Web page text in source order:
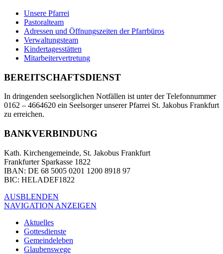
Unsere Pfarrei
Pastoralteam
Adressen und Öffnungszeiten der Pfarrbüros
Verwaltungsteam
Kindertagesstätten
Mitarbeitervertretung
BEREITSCHAFTSDIENST
In dringenden seelsorglichen Notfällen ist unter der Telefonnummer
0162 – 4664620 ein Seelsorger unserer Pfarrei St. Jakobus Frankfurt
zu erreichen.
BANKVERBINDUNG
Kath. Kirchengemeinde, St. Jakobus Frankfurt
Frankfurter Sparkasse 1822
IBAN: DE 68 5005 0201 1200 8918 97
BIC: HELADEF1822
AUSBLENDEN
NAVIGATION ANZEIGEN
Aktuelles
Gottesdienste
Gemeindeleben
Glaubenswege